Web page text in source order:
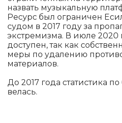
назвать музыкальную
Ресурс был ограничен
судом в 2017 году за
экстремизма. В июле 2020
доступен, так как
меры по удалению
материалов.
До 2017 года статистика
велась.